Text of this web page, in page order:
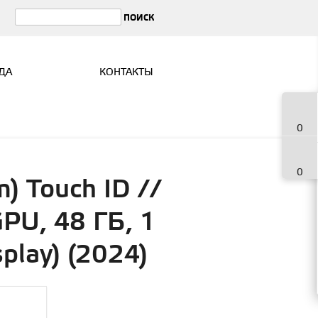
КОНТАКТЫ
0
0
Touch ID //
48 ГБ, 1
(2024)